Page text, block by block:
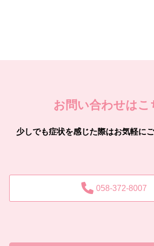
お問い合わせはこ
少しでも症状を感じた際はお気軽に
058-372-8007